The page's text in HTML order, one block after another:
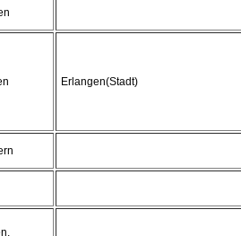
Erlangen(Stadt)